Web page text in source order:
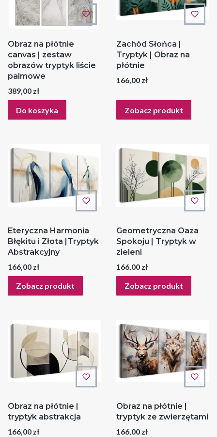
Obraz na płótnie
canvas | zestaw
obrazów tryptyk liście
palmowe
Cena
389,00 zł
Do koszyka
Zachód Słońca |
Tryptyk | Obraz na
płótnie
Cena
166,00 zł
Zobacz produkt
Eteryczna Harmonia
Błękitu i Złota |Tryptyk
Abstrakcyjny
Cena
166,00 zł
Zobacz produkt
Geometryczna Oaza
Spokoju | Tryptyk w
zieleni
Cena
166,00 zł
Zobacz produkt
Obraz na płótnie |
tryptyk abstrakcja
Cena
166,00 zł
Obraz na płótnie |
tryptyk ze zwierzętami
Cena
166,00 zł